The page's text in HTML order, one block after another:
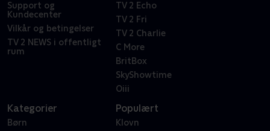
Support og
Kundecenter
Vilkår og betingelser
TV 2 NEWS i offentligt
rum
TV 2 Echo
TV 2 Fri
TV 2 Charlie
C More
BritBox
SkyShowtime
Oiii
Kategorier
Børn
Populært
Klovn